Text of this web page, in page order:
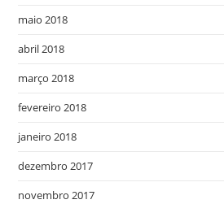
maio 2018
abril 2018
março 2018
fevereiro 2018
janeiro 2018
dezembro 2017
novembro 2017